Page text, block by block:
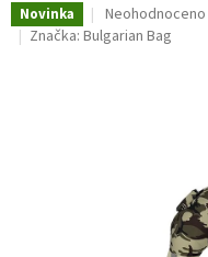
Novinka
Průměrné
hodnocení
Neohodnoceno
Značka: Bulgarian Bag